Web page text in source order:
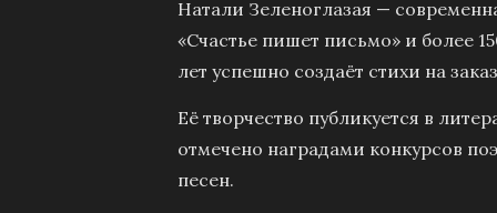
Натали Зеленоглазая —
«Счастье пишет письмо» и более
лет успешно создаёт стихи на
Её творчество публикуется в
отмечено наградами конкурсов
песен.